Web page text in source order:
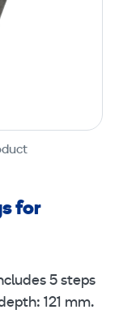
for
5 steps
121 mm.